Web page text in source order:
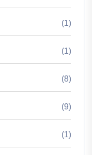
(1)
(1)
(8)
(9)
(1)